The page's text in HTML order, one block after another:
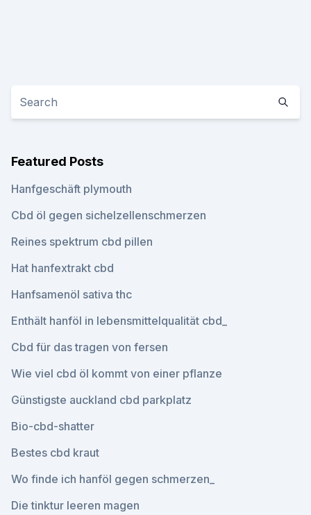
Featured Posts
Hanfgeschäft plymouth
Cbd öl gegen sichelzellenschmerzen
Reines spektrum cbd pillen
Hat hanfextrakt cbd
Hanfsamenöl sativa thc
Enthält hanföl in lebensmittelqualität cbd_
Cbd für das tragen von fersen
Wie viel cbd öl kommt von einer pflanze
Günstigste auckland cbd parkplatz
Bio-cbd-shatter
Bestes cbd kraut
Wo finde ich hanföl gegen schmerzen_
Die tinktur leeren magen